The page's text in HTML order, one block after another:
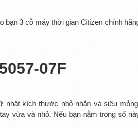
bạn 3 cỗ máy thời gian Citizen chính
07F
nhật kích thước nhỏ nhắn và siêu
vừa và nhỏ. Nếu bạn nằm trong số